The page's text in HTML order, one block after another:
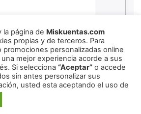
miskuentas2026
la página de Miskuentas.com
propias y de terceros. Para
promociones personalizadas online
mejor experiencia acorde a sus
Si selecciona “Aceptar” o accede
sin antes personalizar sus
usted esta aceptando el uso de